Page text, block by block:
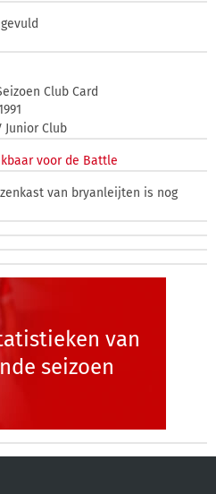
Club Card
Junior Club
voor de Battle
van bryanleijten is nog
van
seizoen